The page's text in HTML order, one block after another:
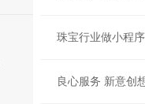
珠宝行业做小程
良心服务 新意创